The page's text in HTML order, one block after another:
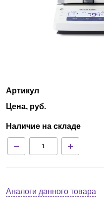
Доставка и оплата
Артикул
Цена, руб.
Наличие на складе
Аналоги данного товара